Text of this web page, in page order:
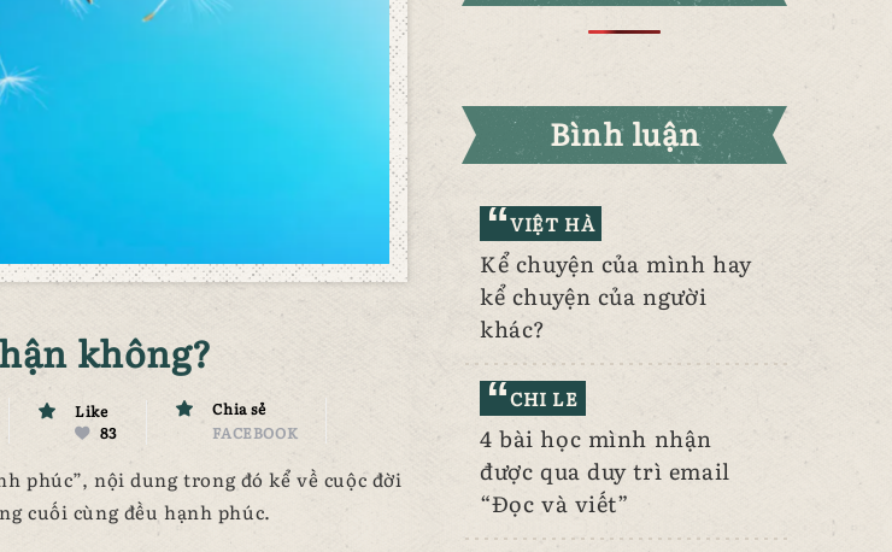
Bình luận
VIỆT HÀ
Kể chuyện của mình hay
kể chuyện của người
khác?
CHI LE
4 bài học mình nhận
được qua duy trì email
“Đọc và viết”
không?
Like
83
Chia sẻ
FACEBOOK
phúc”, nội dung trong đó kể về cuộc đời
cuối cùng đều hạnh phúc.